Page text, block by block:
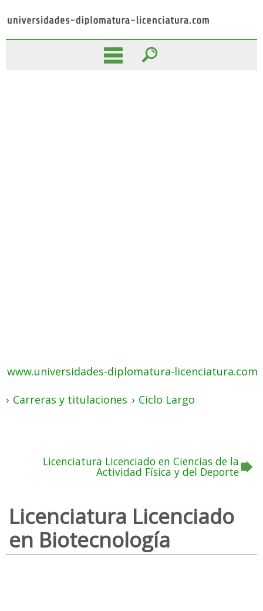
www.universidades-diplomatura-licenciatura.com
› Carreras y titulaciones › Ciclo Largo
Licenciatura Licenciado en Ciencias de la
Actividad Física y del Deporte
Licenciatura Licenciado
en Biotecnología